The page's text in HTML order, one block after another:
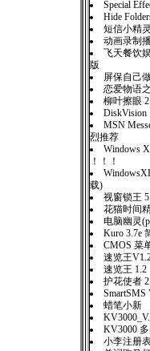
Special
Hide
短信小精
动画录制
飞天餐饮
版
屏保自己
恋爱物语
柳叶擦眼
DiskVision
MSN
烈推荐
Windows
！！！
载)
视窗锁王
花猫时间
电脑幽灵
Kuro 3.7e
CMOS 菜
速览王
速览王 1.2
护花使者
SmartSMS
蜡笔小新
KV3000
小李注册